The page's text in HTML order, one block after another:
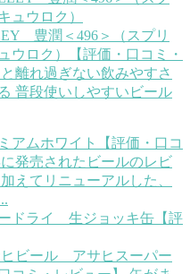
豊潤＜496＞（スプリ
ロク）【評価・口コミ・
離れ過ぎない飲みやすさ
普段使いしやすいビール
ムホワイト【評価・口コ
発売されたビールのレビ
えてリニューアルした、
ヒビール アサヒスーパー